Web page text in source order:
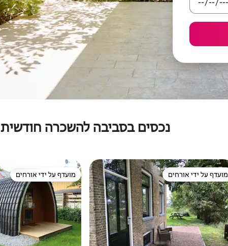
נכסים בסביבה להשכרה חודשית
מועדף על ידי אורחים
מועדף על ידי אורחים מועדף על ידי אורחים
מועדף על ידי אורחים